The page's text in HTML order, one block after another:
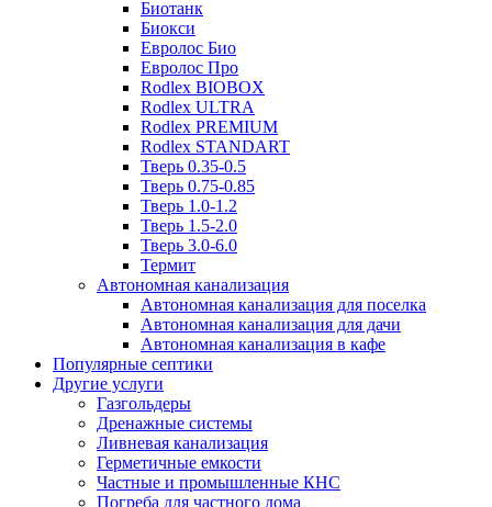
Биотанк
Биокси
Евролос Био
Евролос Про
Rodlex BIOBOX
Rodlex ULTRA
Rodlex PREMIUM
Rodlex STANDART
Тверь 0.35-0.5
Тверь 0.75-0.85
Тверь 1.0-1.2
Тверь 1.5-2.0
Тверь 3.0-6.0
Термит
Автономная канализация
Автономная канализация для поселка
Автономная канализация для дачи
Автономная канализация в кафе
Популярные септики
Другие услуги
Газгольдеры
Дренажные системы
Ливневая канализация
Герметичные емкости
Частные и промышленные КНС
Погреба для частного дома